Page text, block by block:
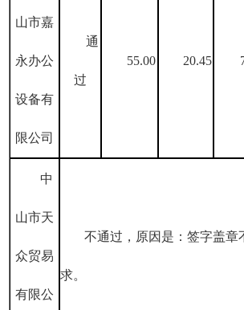
山市嘉
永办公
设备有
限公司
通
过
55.00 20.45
中
山市天
众贸易
有限公
不通过，原因是：签字盖章
求。